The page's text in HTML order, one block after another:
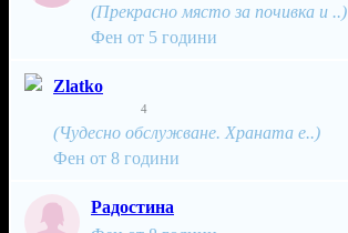
(Прекрасно място за почивка и ..)
Фен от 5 години
Zlatko
4
(Чудесно обслужване. Храната е..)
Фен от 8 години
Радостина